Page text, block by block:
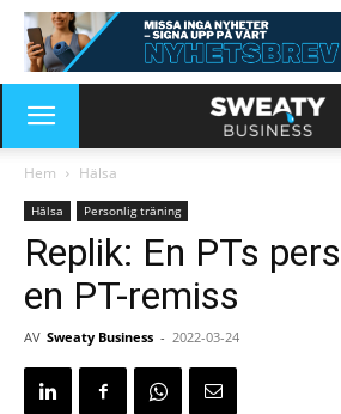
Hem Hälsa
Hälsa Personlig träning
Replik: En PTs
en PT-remiss
AV Sweaty Business - 2022-03-24